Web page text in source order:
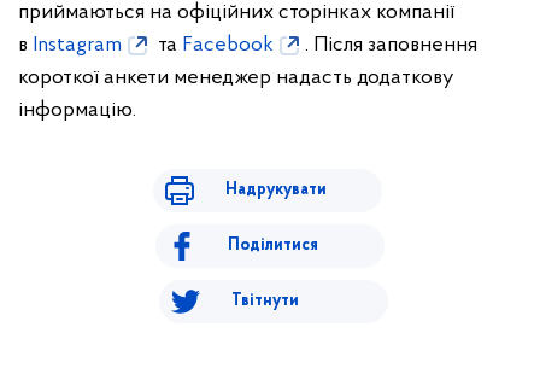
приймаються на офіційних сторінках компанії
в Instagram та Facebook
. Після заповнення
короткої анкети менеджер надасть додаткову
інформацію.
Надрукувати
Поділитися
Твітнути